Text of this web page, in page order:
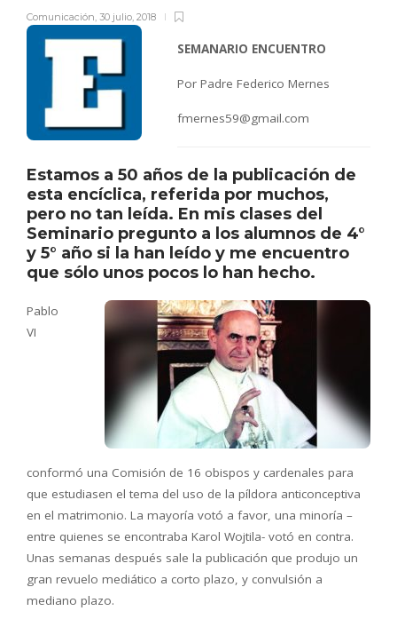
Comunicación, 30 julio, 2018
SEMANARIO ENCUENTRO
Por Padre Federico Mernes
fmernes59@gmail.com
Estamos a 50 años de la publicación de
esta encíclica, referida por muchos,
pero no tan leída. En mis clases del
Seminario pregunto a los alumnos de 4°
y 5° año si la han leído y me encuentro
que sólo unos pocos lo han hecho.
Pablo
VI
conformó una Comisión de 16 obispos y cardenales para
que estudiasen el tema del uso de la píldora anticonceptiva
en el matrimonio. La mayoría votó a favor, una minoría –
entre quienes se encontraba Karol Wojtila- votó en contra.
Unas semanas después sale la publicación que produjo un
gran revuelo mediático a corto plazo, y convulsión a
mediano plazo.